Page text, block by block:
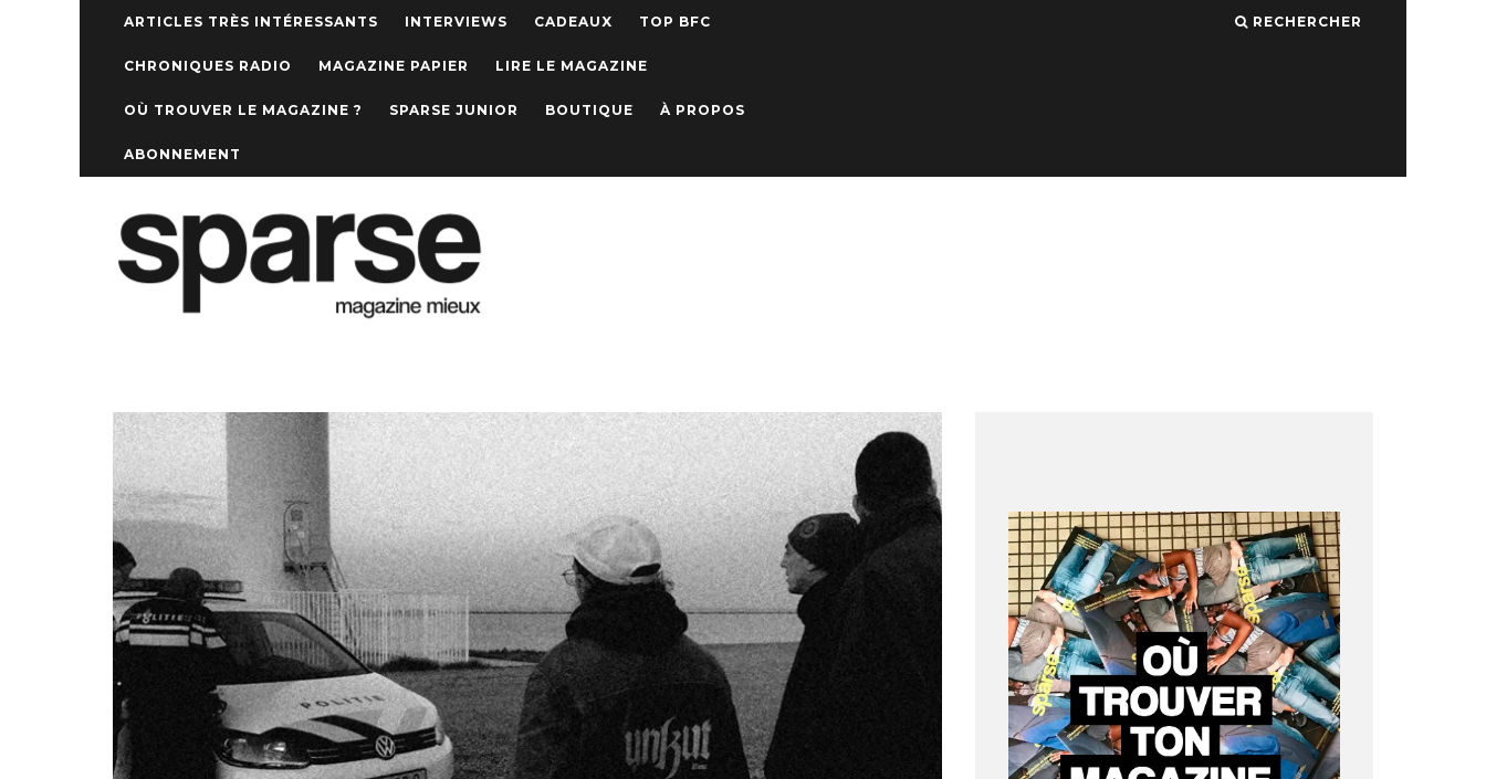
ARTICLES TRÈS INTÉRESSANTS INTERVIEWS CADEAUX TOP BFC
CHRONIQUES RADIO MAGAZINE PAPIER LIRE LE MAGAZINE
OÙ TROUVER LE MAGAZINE ? SPARSE JUNIOR BOUTIQUE À PROPOS
ABONNEMENT
RECHERCHER